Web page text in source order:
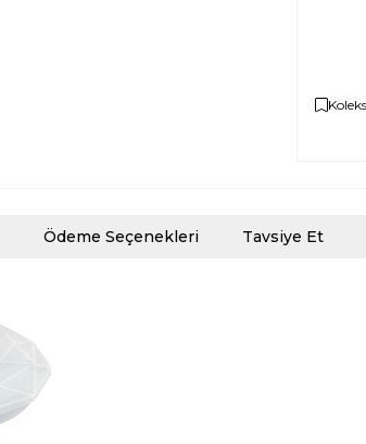
Ödeme Seçenekleri Tavsiye Et